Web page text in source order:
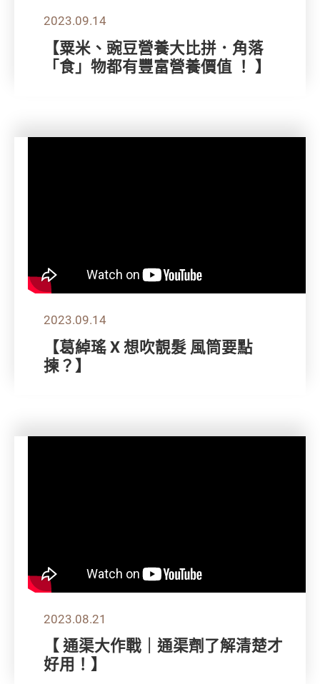
2023.09.14
【粟米、豌豆營養大比拼．角落
「食」物都有豐富營養價值 ！ 】
2023.09.14
【葛綽瑤 X 想吹靚髮 風筒要點
揀？】
2023.08.21
【 通渠大作戰｜通渠劑了解清楚才
好用！】